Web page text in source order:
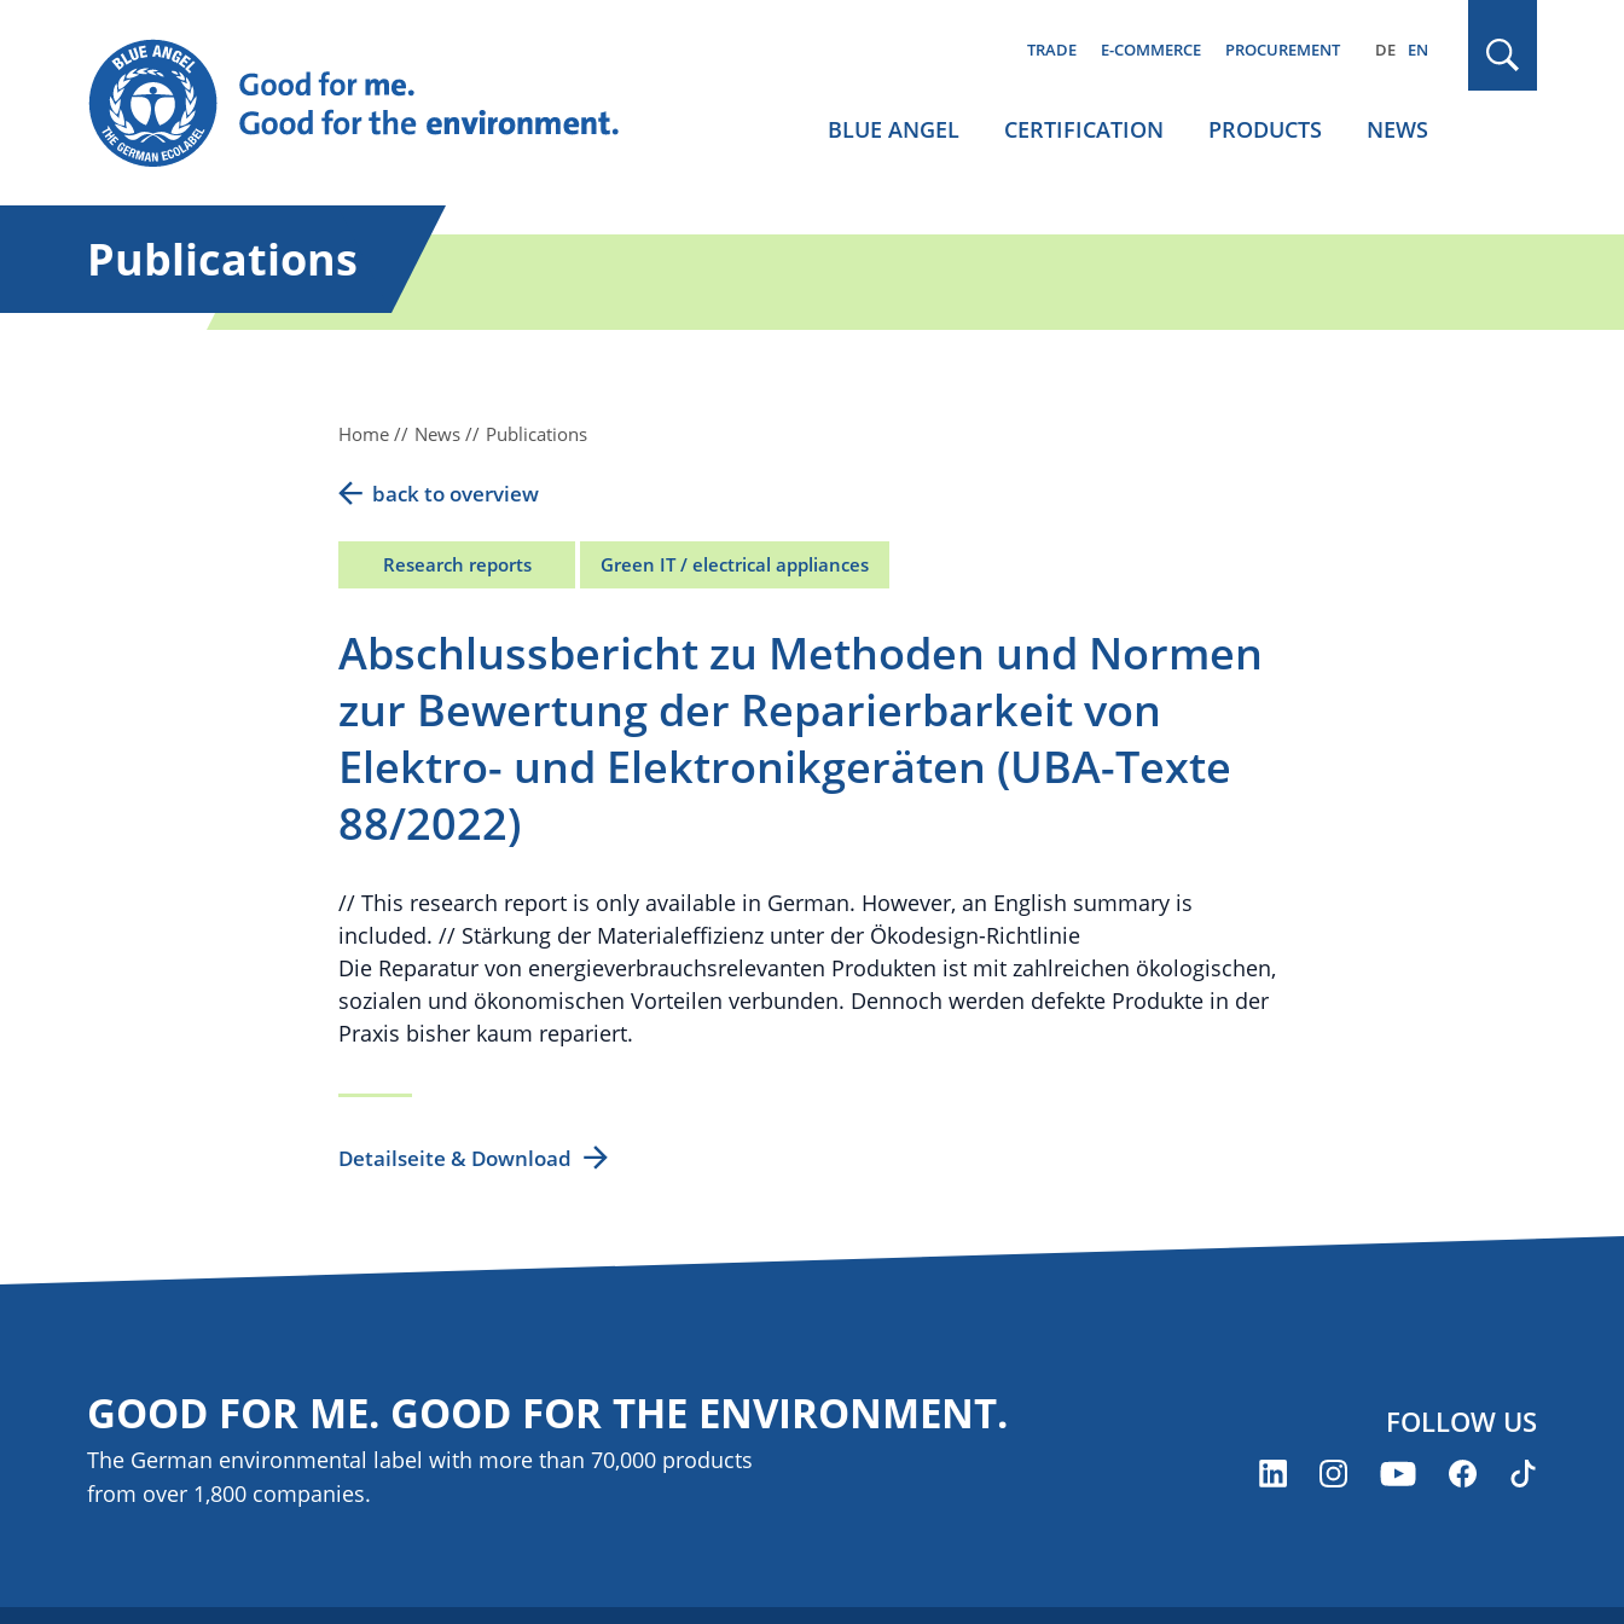
TRADE E-COMMERCE PROCUREMENT DE EN
BLUE ANGEL CERTIFICATION PRODUCTS NEWS
Publications
Home News Publications
back to overview
Research reports Green IT / electrical appliances
Abschlussbericht zu Methoden und Normen
zur Bewertung der Reparierbarkeit von
Elektro- und Elektronikgeräten (UBA-Texte
88/2022)
// This research report is only available in German. However, an English summary is
included. // Stärkung der Materialeffizienz unter der Ökodesign-Richtlinie
Die Reparatur von energieverbrauchsrelevanten Produkten ist mit zahlreichen ökologischen,
sozialen und ökonomischen Vorteilen verbunden. Dennoch werden defekte Produkte in der
Praxis bisher kaum repariert.
Detailseite & Download
GOOD FOR ME. GOOD FOR THE ENVIRONMENT.
The German environmental label with more than 70,000 products
from over 1,800 companies.
FOLLOW US